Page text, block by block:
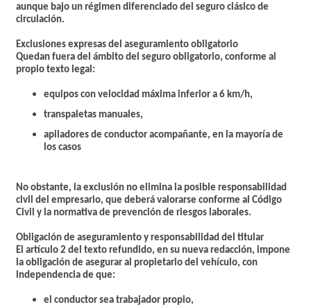
aunque bajo un régimen diferenciado del seguro clásico de
circulación.
Exclusiones expresas del aseguramiento obligatorio
Quedan fuera del ámbito del seguro obligatorio, conforme al
propio texto legal:
equipos con velocidad máxima inferior a 6 km/h,
transpaletas manuales,
apiladores de conductor acompañante, en la mayoría de
los casos
No obstante, la exclusión no elimina la posible responsabilidad
civil del empresario, que deberá valorarse conforme al Código
Civil y la normativa de prevención de riesgos laborales.
Obligación de aseguramiento y responsabilidad del titular
El artículo 2 del texto refundido, en su nueva redacción, impone
la obligación de asegurar al propietario del vehículo, con
independencia de que:
el conductor sea trabajador propio,